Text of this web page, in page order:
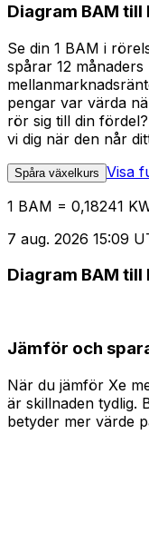
Diagram BAM till
Se din 1 BAM i
spårar 12
pengar var värda
rör sig till din
vi dig när den når
Spåra växelkurs Visa
1 BAM = 0,18241
7 aug. 2026 15:09
Diagram BAM till
Jämför och
När du jämför Xe
är skillnaden tydlig.
betyder mer värde